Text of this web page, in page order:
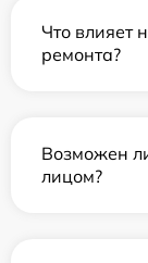
Что влияет
ремонта?
Возможен
лицом?